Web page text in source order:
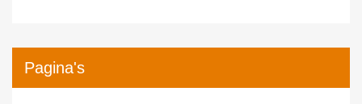
Pagina's